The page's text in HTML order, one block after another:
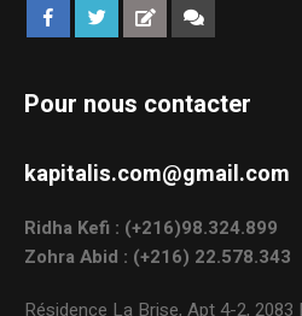
Pour nous contacter
kapitalis.com@gmail.com
Ridha Kefi : (+216)98.324.899
Zohra Abid : (+216) 22.578.343
Résidence La Brise, Apt 4-2, 2083